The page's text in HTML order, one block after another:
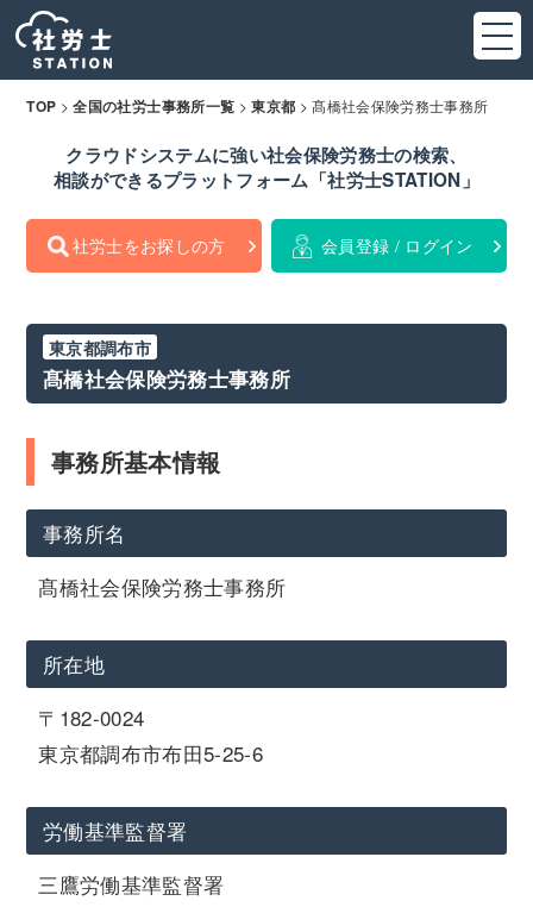
TOP >全国の社労士事務所一覧 >東京都 >髙橋社会保険労務士事務所
クラウドシステムに強い社会保険労務士の検索、
相談ができるプラットフォーム「社労士STATION」
社労士をお探しの方 会員登録 / ログイン
東京都調布市
髙橋社会保険労務士事務所
事務所基本情報
事務所名
髙橋社会保険労務士事務所
所在地
〒182-0024
東京都調布市布田5-25-6
労働基準監督署
三鷹労働基準監督署